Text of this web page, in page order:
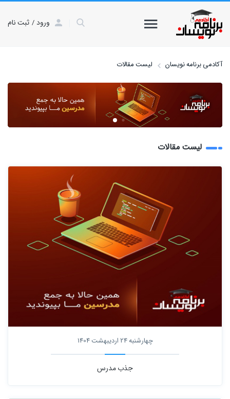
ورود ثبت نام
آکادمی برنامه نویسان لیست مقالات
لیست مقالات
چهارشنبه 24 اردیبهشت 1404
جذب مدرس